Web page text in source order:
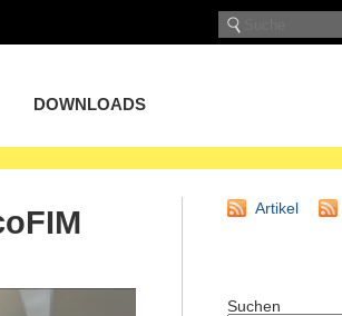
DOWNLOADS
Artikel
Suchen